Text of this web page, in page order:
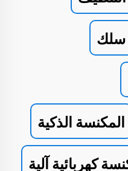
سلك
المكنسة الذكية
كهربائية آلية